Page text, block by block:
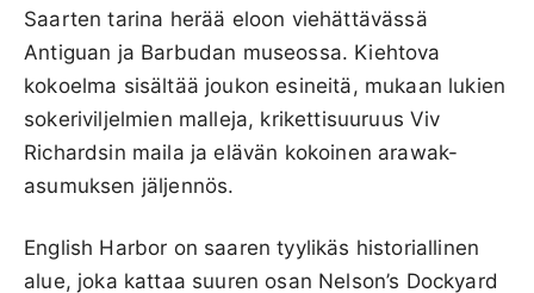
Saarten tarina herää eloon viehättävässä
Antiguan ja Barbudan museossa. Kiehtova
kokoelma sisältää joukon esineitä, mukaan lukien
sokeriviljelmien malleja, krikettisuuruus Viv
Richardsin maila ja elävän kokoinen arawak-
asumuksen jäljennös.
English Harbor on saaren tyylikäs historiallinen
alue, joka kattaa suuren osan Nelson’s Dockyard